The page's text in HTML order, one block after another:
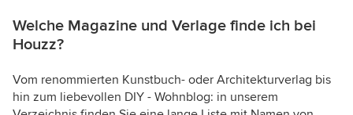
Welche Magazine und Verlage finde ich bei
Houzz?
Vom renommierten Kunstbuch- oder Architekturverlag bis
hin zum liebevollen DIY - Wohnblog: in unserem